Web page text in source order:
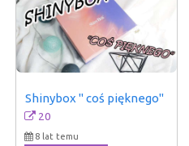
Shinybox " coś pięknego"
20
8 lat temu